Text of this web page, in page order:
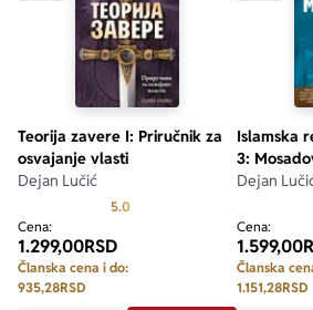
Teorija zavere I: Priručnik za
osvajanje vlasti
Dejan Lučić
5.0
Cena:
1.299,00RSD
Članska cena i do:
935,28RSD
Islamska
3:
Dejan
Cena:
1.599,00
Članska
1.151,28RSD